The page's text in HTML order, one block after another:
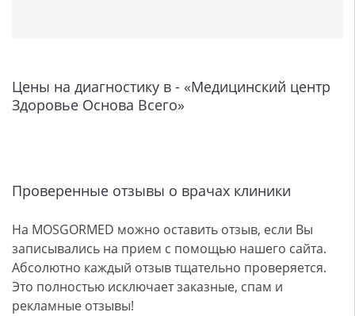
Цены на диагностику в - «Медицинский центр
Здоровье Основа Всего»
Проверенные отзывы о врачах клиники
На MOSGORMED можно оставить отзыв, если Вы
записывались на прием с помощью нашего сайта.
Абсолютно каждый отзыв тщательно проверяется.
Это полностью исключает заказные, спам и
рекламные отзывы!